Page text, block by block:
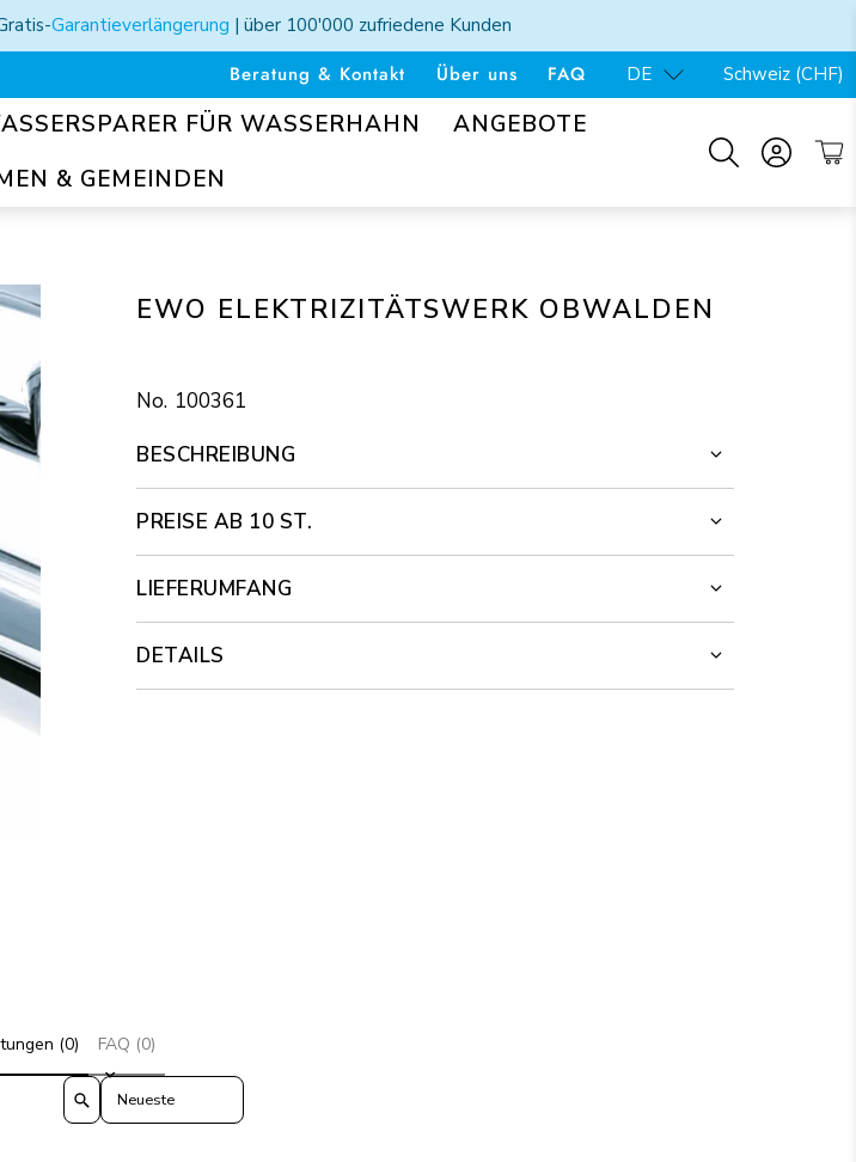
Garantieverlängerung | über 100'000 zufriedene Kunden
Beratung & Kontakt Über uns FAQ DE Schweiz (CHF)
FÜR WASSERHAHN
ANGEBOTE
& GEMEINDEN
EWO ELEKTRIZITÄTSWERK OBWALDEN
100361
BESCHREIBUNG
PREISE AB 10 ST.
LIEFERUMFANG
DETAILS
(0) FAQ (0)
Sort reviews by